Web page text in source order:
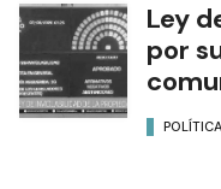
Ley
por
POLÍTICA